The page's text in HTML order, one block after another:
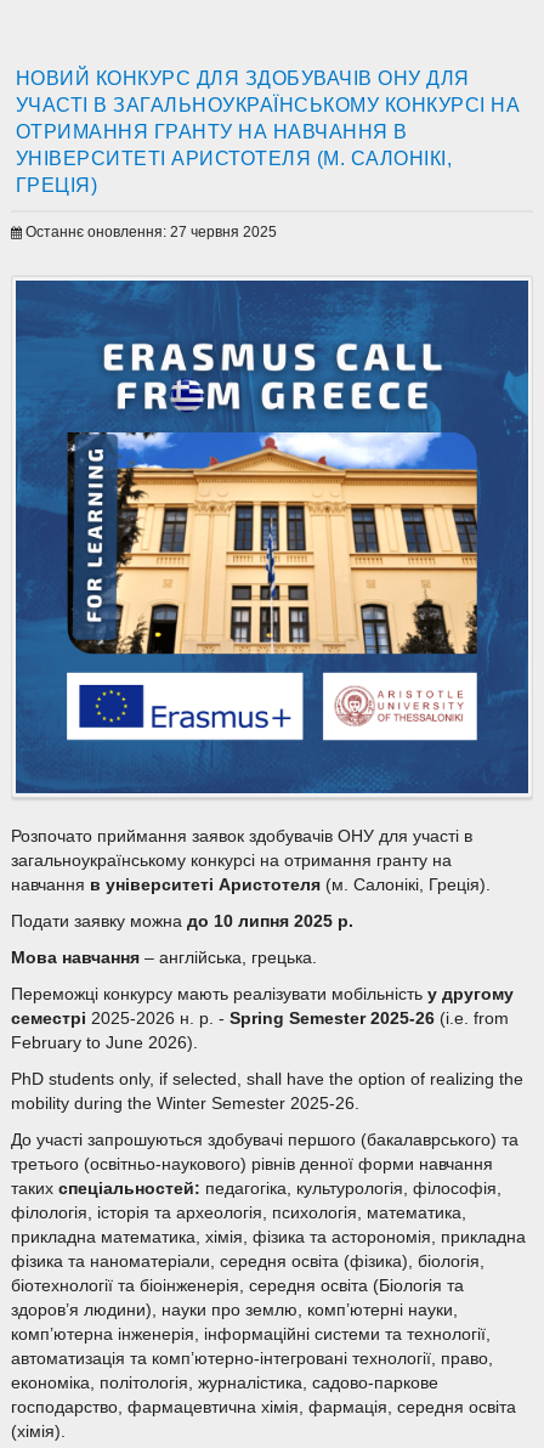
НОВИЙ КОНКУРС ДЛЯ ЗДОБУВАЧІВ ОНУ ДЛЯ
УЧАСТІ В ЗАГАЛЬНОУКРАЇНСЬКОМУ КОНКУРСІ НА
ОТРИМАННЯ ГРАНТУ НА НАВЧАННЯ В
УНІВЕРСИТЕТІ АРИСТОТЕЛЯ (М. САЛОНІКІ,
ГРЕЦІЯ)
Останнє оновлення: 27 червня 2025
Розпочато приймання заявок здобувачів ОНУ для участі в
загальноукраїнському конкурсі на отримання гранту на
навчання в університеті Аристотеля(м. Салонікі, Греція).
Подати заявку можна до 10 липня 2025 р.
Мова навчання– англійська, грецька.
Переможці конкурсу мають реалізувати мобільність у другому
семестрі 2025-2026 н. р. - Spring Semester 2025-26(i.e. from
February to June 2026).
PhD students only, if selected, shall have the option of realizing the
mobility during the Winter Semester 2025-26.
До участі запрошуються здобувачі першого (бакалаврського) та
третього (освітньо-наукового) рівнів денної форми навчання
таких спеціальностей: педагогіка, культурологія, філософія,
філологія, історія та археологія, психологія, математика,
прикладна математика, хімія, фізика та асторономія, прикладна
фізика та наноматеріали, середня освіта (фізика), біологія,
біотехнології та біоінженерія, середня освіта (Біологія та
здоров’я людини), науки про землю, комп’ютерні науки,
комп’ютерна інженерія, інформаційні системи та технології,
автоматизація та комп’ютерно-інтегровані технології, право,
економіка, політологія, журналістика, садово-паркове
господарство, фармацевтична хімія, фармація, середня освіта
(хімія).